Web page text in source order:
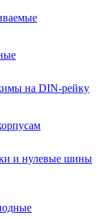
на DIN-рейку
и нулевые шины